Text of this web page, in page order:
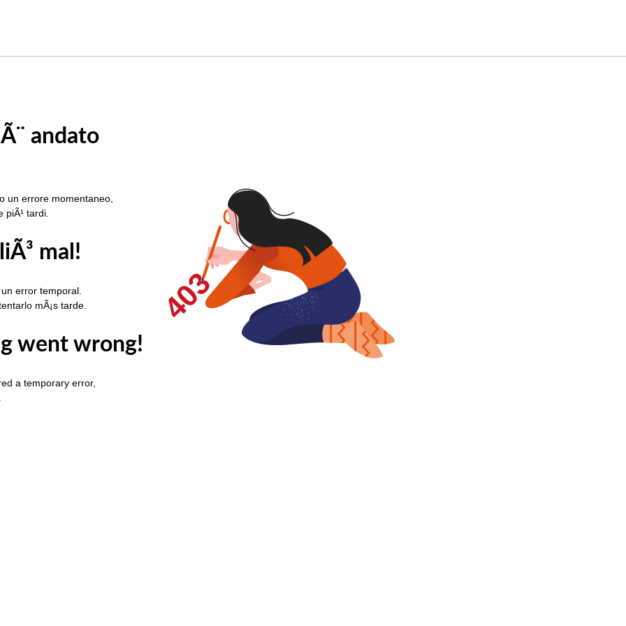
andato
un errore momentaneo,
piÃ¹ tardi.
mal!
error temporal.
mÃ¡s tarde.
went wrong!
a temporary error,
403